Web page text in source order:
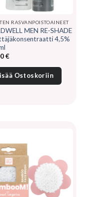
RASVANPOISTOAINEET
MEN RE-SHADE
4,5%
€
Ostoskoriin